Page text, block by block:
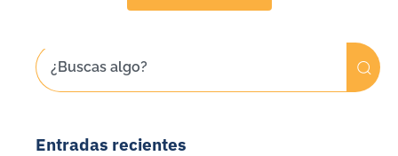
Entradas recientes